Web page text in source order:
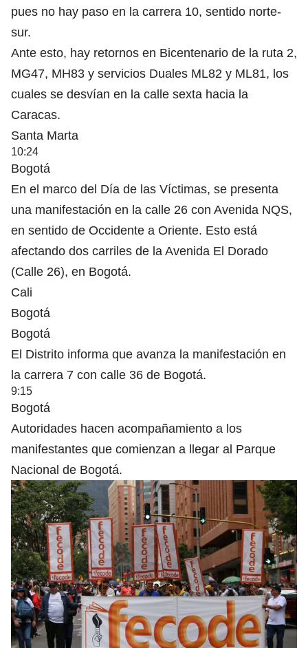
pues no hay paso en la carrera 10, sentido norte-
sur.
Ante esto, hay retornos en Bicentenario de la ruta 2,
MG47, MH83 y servicios Duales ML82 y ML81, los
cuales se desvían en la calle sexta hacia la
Caracas.
Santa Marta
10:24
Bogotá
En el marco del Día de las Víctimas, se presenta
una manifestación en la calle 26 con Avenida NQS,
en sentido de Occidente a Oriente. Esto está
afectando dos carriles de la Avenida El Dorado
(Calle 26), en Bogotá.
Cali
Bogotá
Bogotá
El Distrito informa que avanza la manifestación en
la carrera 7 con calle 36 de Bogotá.
9:15
Bogotá
Autoridades hacen acompañamiento a los
manifestantes que comienzan a llegar al Parque
Nacional de Bogotá.